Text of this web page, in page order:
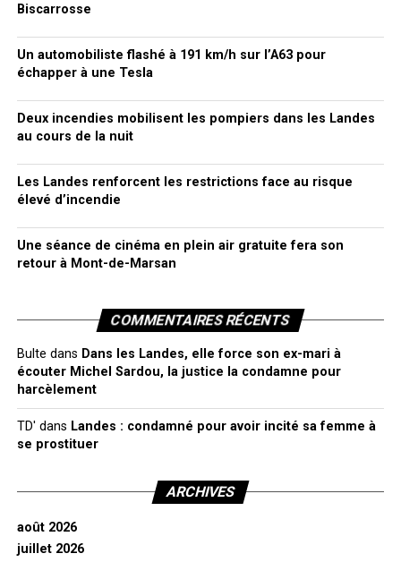
Biscarrosse
Un automobiliste flashé à 191 km/h sur l’A63 pour
échapper à une Tesla
Deux incendies mobilisent les pompiers dans les Landes
au cours de la nuit
Les Landes renforcent les restrictions face au risque
élevé d’incendie
Une séance de cinéma en plein air gratuite fera son
retour à Mont-de-Marsan
COMMENTAIRES RÉCENTS
Bulte dans Dans les Landes, elle force son ex-mari à
écouter Michel Sardou, la justice la condamne pour
harcèlement
TD' dans Landes : condamné pour avoir incité sa femme à
se prostituer
ARCHIVES
août 2026
juillet 2026